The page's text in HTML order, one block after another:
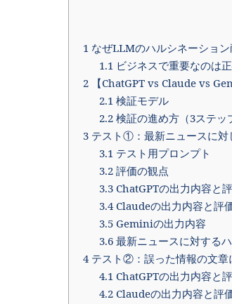
1 なぜLLMのハルシネーショ
1.1ビジネスで重要なのは
2 【ChatGPT vs Claude vs
2.1検証モデル
2.2検証の進め方（3ステッ
3 テスト①：最新ニュースに対
3.1テスト用プロンプト
3.2評価の観点
3.3ChatGPTの出力内容と
3.4Claudeの出力内容と評
3.5Geminiの出力内容
3.6最新ニュースに対する
4テスト②：誤った情報の文章
4.1ChatGPTの出力内容と
4.2Claudeの出力内容と評